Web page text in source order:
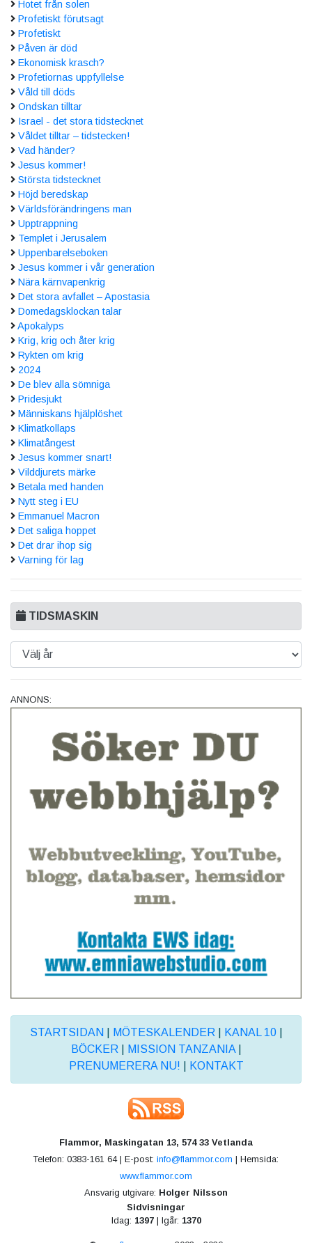
Hotet från solen
Profetiskt förutsagt
Profetiskt
Påven är död
Ekonomisk krasch?
Profetiornas uppfyllelse
Våld till döds
Ondskan tilltar
Israel - det stora tidstecknet
Våldet tilltar – tidstecken!
Vad händer?
Jesus kommer!
Största tidstecknet
Höjd beredskap
Världsförändringens man
Upptrappning
Templet i Jerusalem
Uppenbarelseboken
Jesus kommer i vår generation
Nära kärnvapenkrig
Det stora avfallet – Apostasia
Domedagsklockan talar
Apokalyps
Krig, krig och åter krig
Rykten om krig
2024
De blev alla sömniga
Pridesjukt
Människans hjälplöshet
Klimatkollaps
Klimatångest
Jesus kommer snart!
Vilddjurets märke
Betala med handen
Nytt steg i EU
Emmanuel Macron
Det saliga hoppet
Det drar ihop sig
Varning för lag
TIDSMASKIN
ANNONS:
STARTSIDAN MÖTESKALENDER KANAL 10|
BÖCKER
MISSION TANZANIA|
PRENUMERERA NU!
KONTAKT
Flammor, Maskingatan 13, 574 33 Vetlanda
Telefon: 0383-161 64 | E-post: info@flammor.com | Hemsida:
www.flammor.com
Ansvarig utgivare: Holger Nilsson
Sidvisningar
Idag: 1397| Igår: 1370